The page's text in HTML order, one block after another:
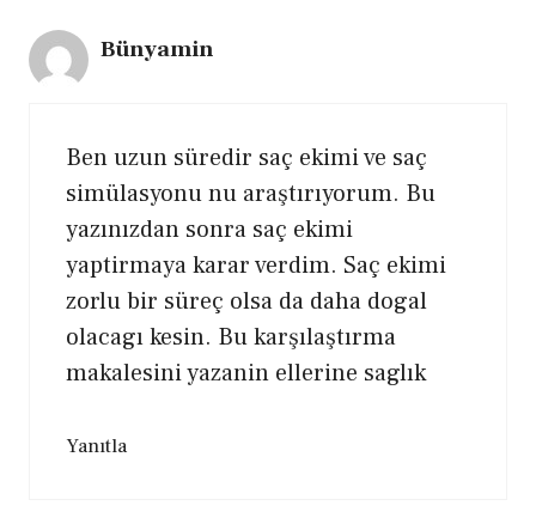
Bünyamin
Ben uzun süredir saç ekimi ve saç
simülasyonu nu araştırıyorum. Bu
yazınızdan sonra saç ekimi
yaptirmaya karar verdim. Saç ekimi
zorlu bir süreç olsa da daha dogal
olacagı kesin. Bu karşılaştırma
makalesini yazanin ellerine saglık
Yanıtla